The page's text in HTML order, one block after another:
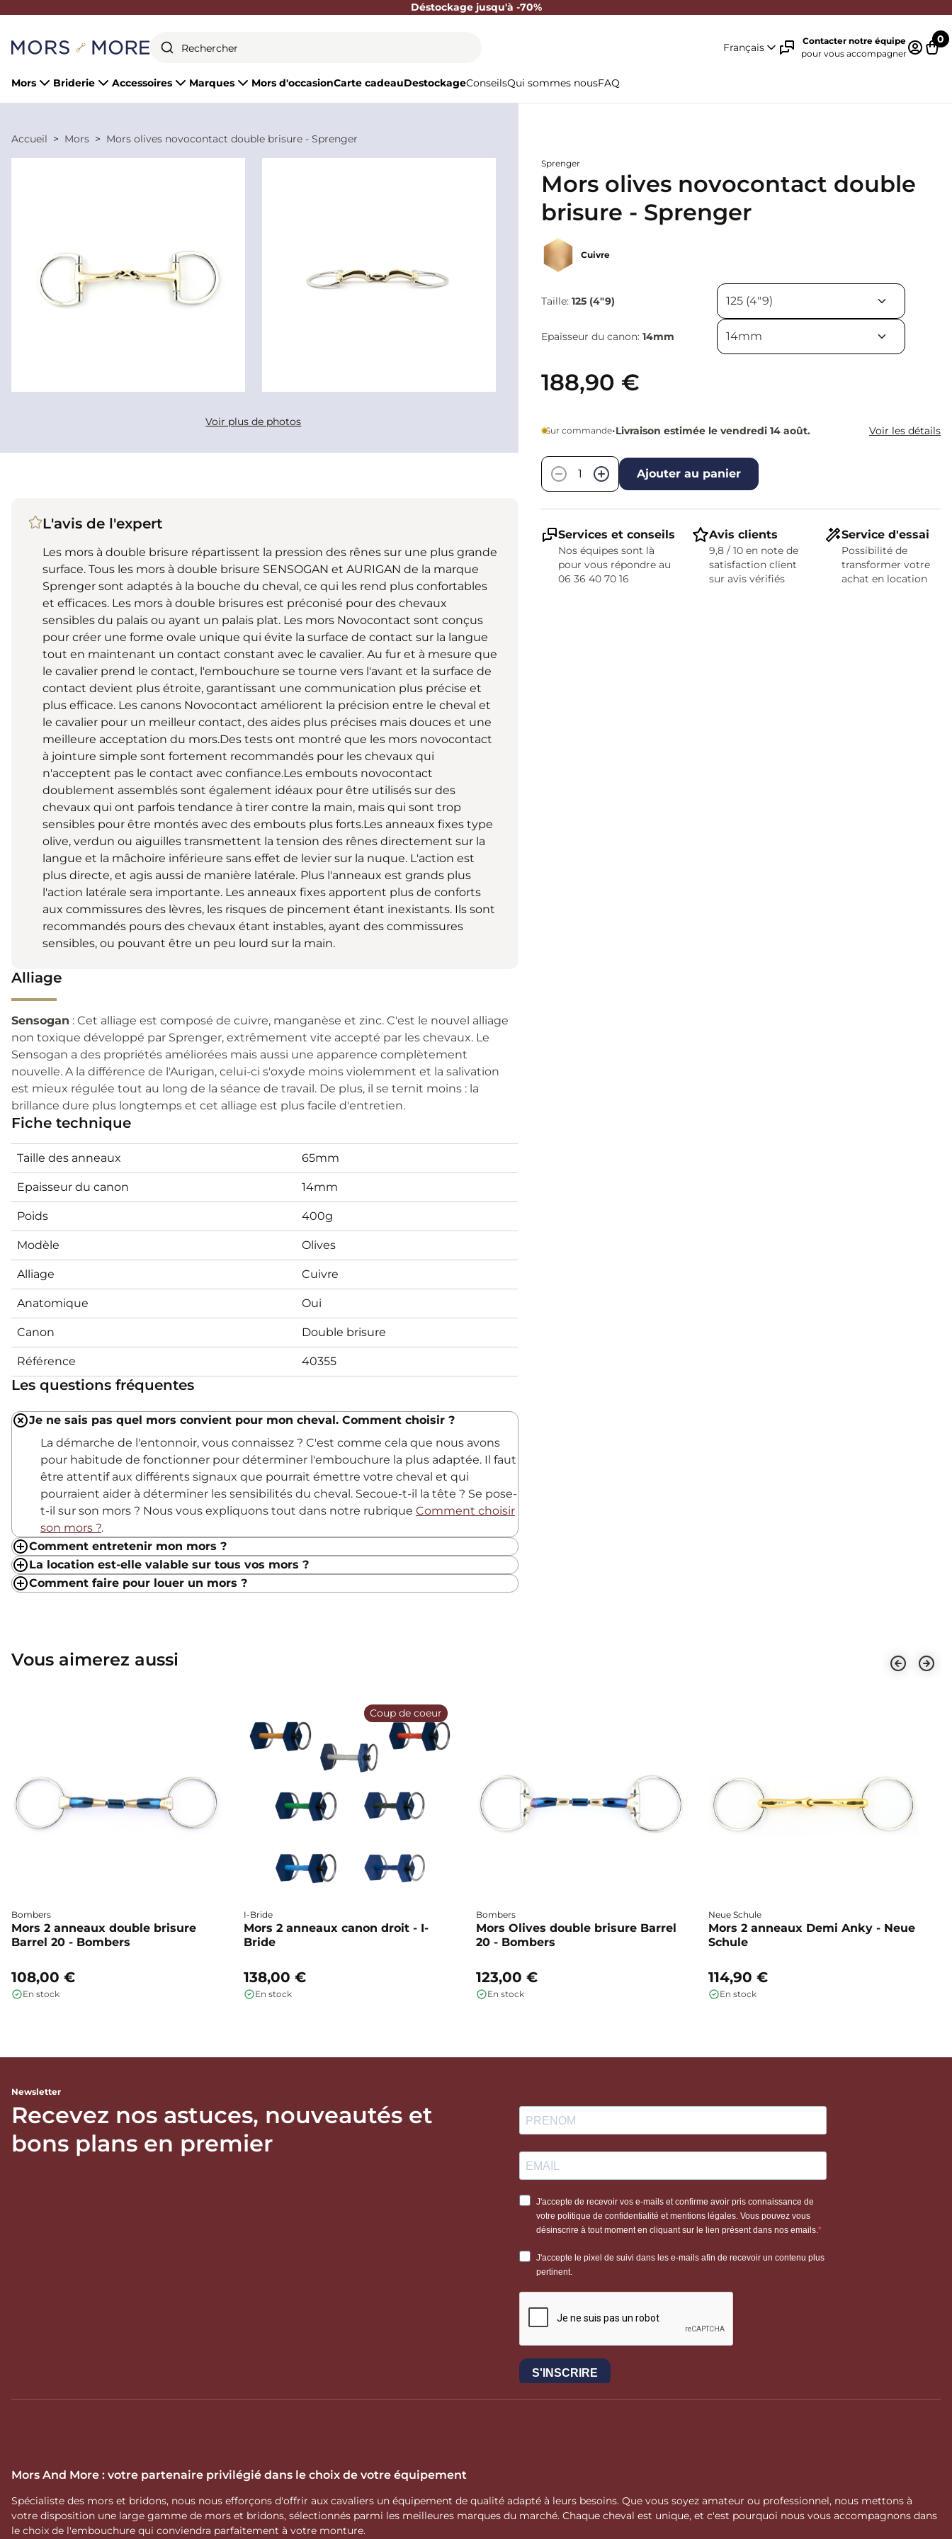
Déstockage jusqu'à -70%
Français
Contacter notre équipe
pour vous accompagner
0
Mors Briderie Accessoires Marques Mors d'occasionCarte cadeauDestockageConseilsQui sommes nousFAQ
Accueil Mors Mors olives novocontact double brisure - Sprenger
Voir plus de photos
Sprenger
Mors olives novocontact double
brisure - Sprenger
Cuivre
Taille: 125 (4"9)
Epaisseur du canon: 14mm
188,90 €
Sur commande•Livraison estimée le vendredi 14 août. Voir les détails
−
+ Ajouter au panier
Services et conseils
Nos équipes sont là
pour vous répondre au
06 36 40 70 16
Avis clients
9,8 / 10 en note de
satisfaction client
sur avis vérifiés
Service d'essai
Possibilité de
transformer votre
achat en location
L'avis de l'expert
Les mors à double brisure répartissent la pression des rênes sur une plus grande
surface. Tous les mors à double brisure SENSOGAN et AURIGAN de la marque
Sprenger sont adaptés à la bouche du cheval, ce qui les rend plus confortables
et efficaces. Les mors à double brisures est préconisé pour des chevaux
sensibles du palais ou ayant un palais plat. Les mors Novocontact sont conçus
pour créer une forme ovale unique qui évite la surface de contact sur la langue
tout en maintenant un contact constant avec le cavalier. Au fur et à mesure que
le cavalier prend le contact, l'embouchure se tourne vers l'avant et la surface de
contact devient plus étroite, garantissant une communication plus précise et
plus efficace. Les canons Novocontact améliorent la précision entre le cheval et
le cavalier pour un meilleur contact, des aides plus précises mais douces et une
meilleure acceptation du mors.Des tests ont montré que les mors novocontact
à jointure simple sont fortement recommandés pour les chevaux qui
n'acceptent pas le contact avec confiance.Les embouts novocontact
doublement assemblés sont également idéaux pour être utilisés sur des
chevaux qui ont parfois tendance à tirer contre la main, mais qui sont trop
sensibles pour être montés avec des embouts plus forts.Les anneaux fixes type
olive, verdun ou aiguilles transmettent la tension des rênes directement sur la
langue et la mâchoire inférieure sans effet de levier sur la nuque. L'action est
plus directe, et agis aussi de manière latérale. Plus l'anneaux est grands plus
l'action latérale sera importante. Les anneaux fixes apportent plus de conforts
aux commissures des lèvres, les risques de pincement étant inexistants. Ils sont
recommandés pours des chevaux étant instables, ayant des commissures
sensibles, ou pouvant être un peu lourd sur la main.
Alliage
Sensogan : Cet alliage est composé de cuivre, manganèse et zinc. C'est le nouvel alliage
non toxique développé par Sprenger, extrêmement vite accepté par les chevaux. Le
Sensogan a des propriétés améliorées mais aussi une apparence complètement
nouvelle. A la différence de l'Aurigan, celui-ci s'oxyde moins violemment et la salivation
est mieux régulée tout au long de la séance de travail. De plus, il se ternit moins : la
brillance dure plus longtemps et cet alliage est plus facile d'entretien.
Fiche technique
Taille des anneaux 65mm
Epaisseur du canon 14mm
Poids 400g
Modèle Olives
Alliage Cuivre
Anatomique Oui
Canon Double brisure
Référence 40355
Les questions fréquentes
Je ne sais pas quel mors convient pour mon cheval. Comment choisir ?
La démarche de l'entonnoir, vous connaissez ? C'est comme cela que nous avons
pour habitude de fonctionner pour déterminer l'embouchure la plus adaptée. Il faut
être attentif aux différents signaux que pourrait émettre votre cheval et qui
pourraient aider à déterminer les sensibilités du cheval. Secoue-t-il la tête ? Se pose-
t-il sur son mors ? Nous vous expliquons tout dans notre rubrique Comment choisir
son mors ?.
Comment entretenir mon mors ?
La location est-elle valable sur tous vos mors ?
Comment faire pour louer un mors ?
Vous aimerez aussi
Bombers
Mors 2 anneaux double brisure
Barrel 20 - Bombers
108,00 €
En stock
I-Bride
Mors 2 anneaux canon droit - I-
Bride
138,00 €
En stock
Coup de coeur
Bombers
Mors Olives double brisure Barrel
20 - Bombers
123,00 €
En stock
Neue Schule
Mors 2 anneaux Demi Anky - Neue
Schule
114,90 €
En stock
Newsletter
Recevez nos astuces, nouveautés et
bons plans en premier
Mors And More : votre partenaire privilégié dans le choix de votre équipement
Spécialiste des mors et bridons, nous nous efforçons d'offrir aux cavaliers un équipement de qualité adapté à leurs besoins. Que vous soyez amateur ou professionnel, nous mettons à
votre disposition une large gamme de mors et bridons, sélectionnés parmi les meilleures marques du marché. Chaque cheval est unique, et c'est pourquoi nous vous accompagnons dans
le choix de l'embouchure qui conviendra parfaitement à votre monture.